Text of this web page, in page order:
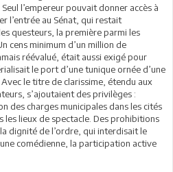
l’empereur pouvait donner accès à
l’entrée au Sénat, qui restait
questeurs, la première parmi les
cens minimum d’un million de
réévalué, était aussi exigé pour
le port d’une tunique ornée d’une
le titre de clarissime, étendu aux
s’ajoutaient des privilèges :
des charges municipales dans les cités
les lieux de spectacle. Des prohibitions
dignité de l’ordre, qui interdisait le
comédienne, la participation active